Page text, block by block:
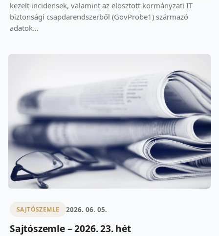
kezelt incidensek, valamint az elosztott kormányzati IT
biztonsági csapdarendszerből (GovProbe1) származó
adatok...
SAJTÓSZEMLE 2026. 06. 05.
Sajtószemle – 2026. 23. hét